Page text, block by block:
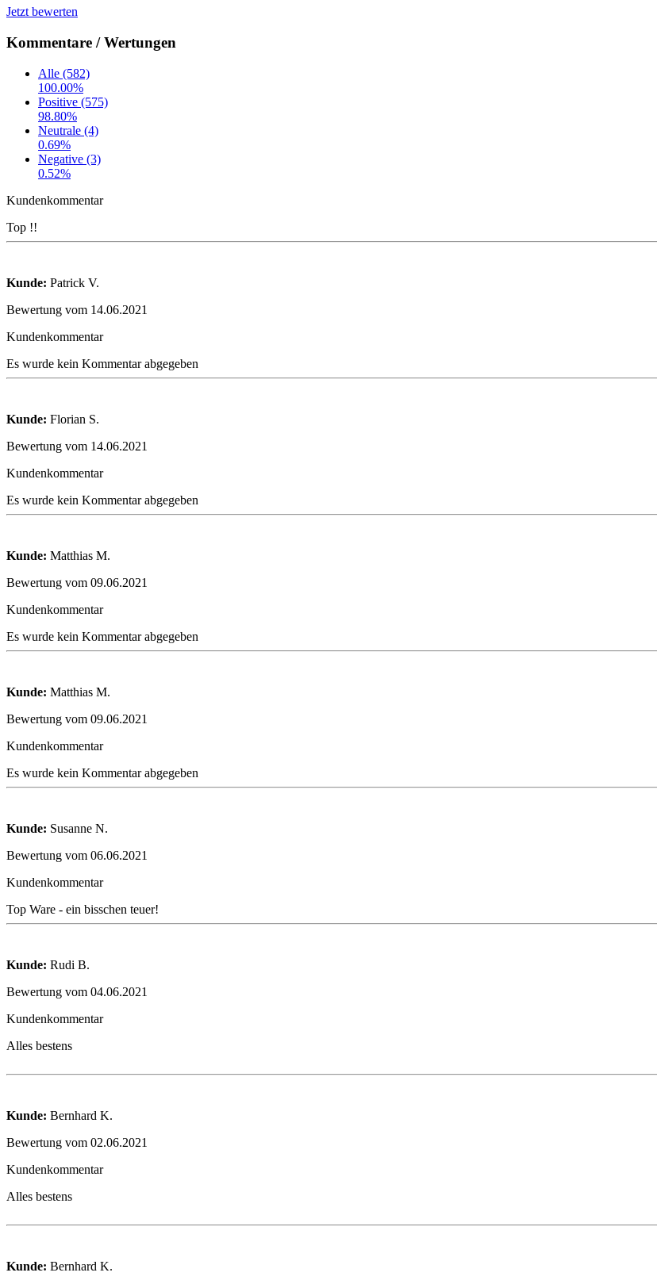
Jetzt bewerten
Kommentare / Wertungen
Alle (582)
100.00%
Positive (575)
98.80%
Neutrale (4)
0.69%
Negative (3)
0.52%
Kundenkommentar
Top !!
Kunde: Patrick V.
Bewertung vom 14.06.2021
Kundenkommentar
Es wurde kein Kommentar abgegeben
Kunde: Florian S.
Bewertung vom 14.06.2021
Kundenkommentar
Es wurde kein Kommentar abgegeben
Kunde: Matthias M.
Bewertung vom 09.06.2021
Kundenkommentar
Es wurde kein Kommentar abgegeben
Kunde: Matthias M.
Bewertung vom 09.06.2021
Kundenkommentar
Es wurde kein Kommentar abgegeben
Kunde: Susanne N.
Bewertung vom 06.06.2021
Kundenkommentar
Top Ware - ein bisschen teuer!
Kunde: Rudi B.
Bewertung vom 04.06.2021
Kundenkommentar
Alles bestens
Kunde: Bernhard K.
Bewertung vom 02.06.2021
Kundenkommentar
Alles bestens
Kunde: Bernhard K.